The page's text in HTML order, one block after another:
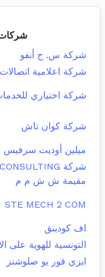
شركة س. ج أنفو
شركة اعلامية
شركة اختياري
شركة كوان تاش
ميلين أوديت
مقيمة ش ش م م
STE MECH 2 COM
اف كودينق
التونسية للهوية على
ايزي فور يو صلوشنز